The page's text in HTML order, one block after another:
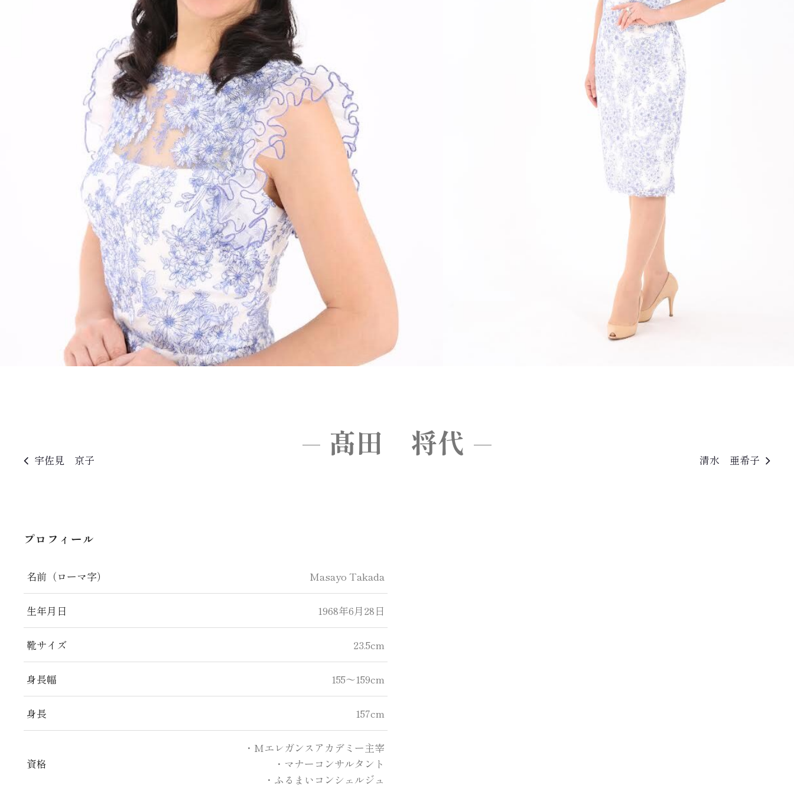
髙田 将代
宇佐見 京子 清水 亜希子
プロフィール
名前（ローマ字） Masayo Takada
生年月日 1968年6月28日
靴サイズ 23.5cm
身長幅 155～159cm
身長 157cm
資格
・Mエレガンスアカデミー主宰
・マナーコンサルタント
・ふるまいコンシェルジュ